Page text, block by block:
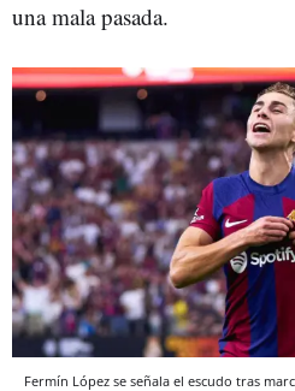
una mala pasada.
Fermín López se señala el escudo tras